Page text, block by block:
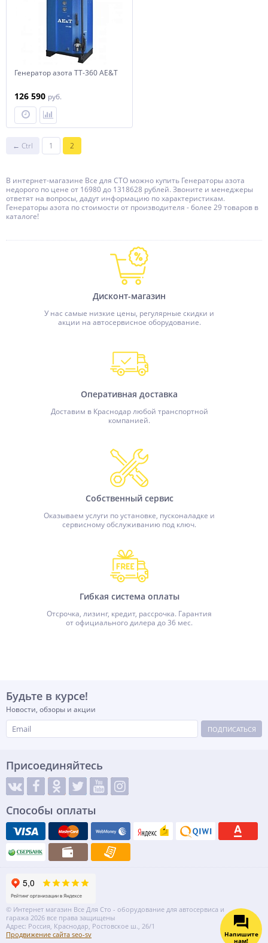
Генератор азота ТТ-360 AE&T
126 590 руб.
← Ctrl 1 2
В интернет-магазине Все для СТО можно купить Генераторы азота
недорого по цене от 16980 до 1318628 рублей. Звоните и менеджеры
ответят на вопросы, дадут информацию по характеристикам.
Генераторы азота по стоимости от производителя - более 29 товаров в
каталоге!
Дисконт-магазин
У нас самые низкие цены, регулярные скидки и
акции на автосервисное оборудование.
Оперативная доставка
Доставим в Краснодар любой транспортной
компанией.
Собственный сервис
Оказываем услуги по установке, пусконаладке и
сервисному обслуживанию под ключ.
Гибкая система оплаты
Отсрочка, лизинг, кредит, рассрочка. Гарантия
от официального дилера до 36 мес.
Будьте в курсе!
Новости, обзоры и акции
ПОДПИСАТЬСЯ
Присоединяйтесь
Способы оплаты
© Интернет магазин Все Для Сто - оборудование для автосервиса и
гаража 2026 все права защищены
Адрес: Россия, Краснодар, Ростовское ш., 26/1
Продвижение сайта seo-sv
Напишите
нам!